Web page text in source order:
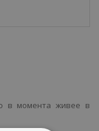
в момента живее в